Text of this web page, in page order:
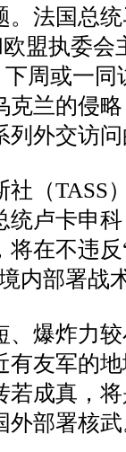
。法国总
欧盟执委会
下周或一
克兰的侵
列外交访
社（TASS
统卢卡申
将在不违反
内部署战
、爆炸力
有友军的
若成真，
外部署核